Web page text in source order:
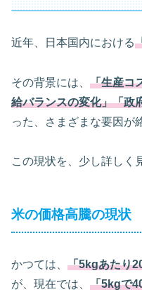
近年、日本国内における
その背景には、 「生産コ
給バランスの変化」「政
った、さまざまな要因が
この現状を、少し詳しく
米の価格高騰の現状
かつては、 「5kgあたり
が、現在では、 「5kgで